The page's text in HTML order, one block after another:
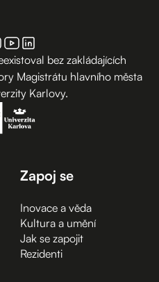
bez zakládajících
Magistrátu hlavního města
Karlovy.
Zapoj se
Inovace a věda
Kultura a umění
Jak se zapojit
Rezidenti